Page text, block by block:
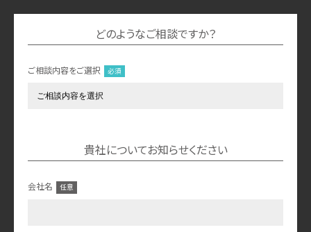
どのようなご相談ですか？
ご相談内容をご選択
貴社についてお知らせください
会社名